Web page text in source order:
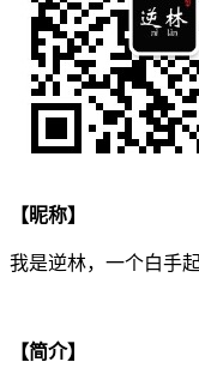
【昵称】
我是逆林，一个白手
【简介】